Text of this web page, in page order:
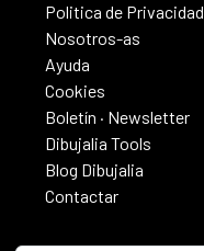
Politica de Privacidad
Nosotros-as
Ayuda
Cookies
Boletín · Newsletter
Dibujalia Tools
Blog Dibujalia
Contactar